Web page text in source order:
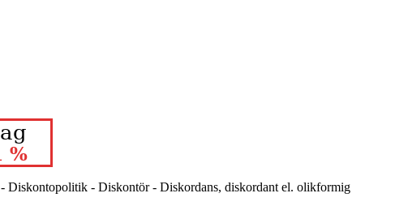
- Diskontör - Diskordans, diskordant el. olikformig